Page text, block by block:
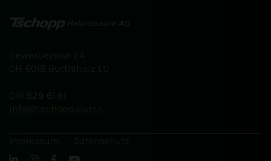
Gewerbezone 24
CH-6018 Buttisholz LU
041 929 61 61
info
tschopp.swiss
Impressum Datenschutz